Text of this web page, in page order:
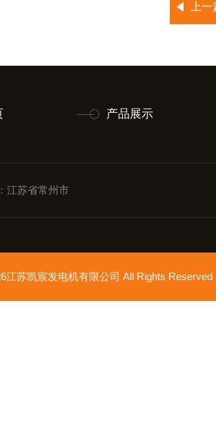
上
产品展示
江苏省常州市
江苏凯宸发电机有限公司 All Rights